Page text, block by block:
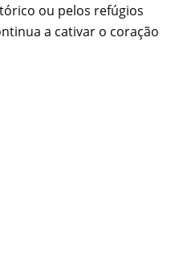
ou pelos refúgios
a cativar o coração